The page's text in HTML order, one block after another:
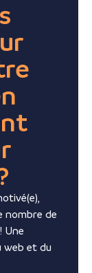
nombre de
Une
web et du